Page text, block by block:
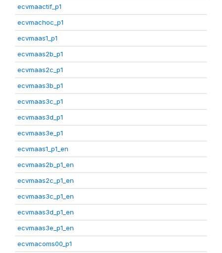
ecvmaactif_p1
ecvmachoc_p1
ecvmaas1_p1
ecvmaas2b_p1
ecvmaas2c_p1
ecvmaas3b_p1
ecvmaas3c_p1
ecvmaas3d_p1
ecvmaas3e_p1
ecvmaas1_p1_en
ecvmaas2b_p1_en
ecvmaas2c_p1_en
ecvmaas3c_p1_en
ecvmaas3d_p1_en
ecvmaas3e_p1_en
ecvmacoms00_p1